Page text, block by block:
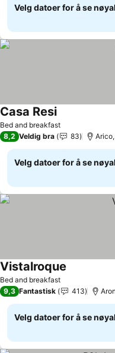
Velg datoer for å se
Bed and breakfast
Casa Resi
8,2 Veldig bra 83
Velg datoer for å se
Bed and breakfast
Vistalroque
9,3 Fantastisk 413
Velg datoer for å se